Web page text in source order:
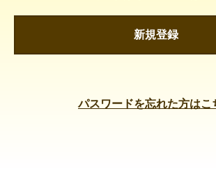
新規登録
パスワードを忘れた方はこ